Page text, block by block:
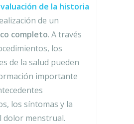
de la historia
de un
completo. A través
los
de la salud pueden
importante
los síntomas y la
dolor menstrual.